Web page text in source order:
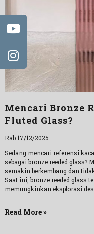
Mencari Bronze
Fluted Glass?
Rab 17/12/2025
Sedang mencari referensi
sebagai bronze reeded glass?
semakin berkembang dan
Saat ini, bronze reeded glass
memungkinkan eksplorasi
Read More »